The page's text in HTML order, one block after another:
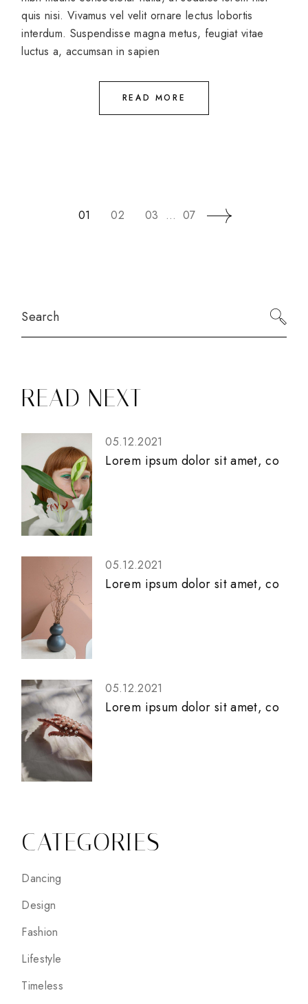
quis nisi. Vivamus vel velit ornare lectus lobortis
interdum. Suspendisse magna metus, feugiat vitae
luctus a, accumsan in sapien
READ MORE
01 02 03 … 07
READ NEXT
05.12.2021
Lorem ipsum dolor sit amet, co
05.12.2021
Lorem ipsum dolor sit amet, co
05.12.2021
Lorem ipsum dolor sit amet, co
CATEGORIES
Dancing
Design
Fashion
Lifestyle
Timeless